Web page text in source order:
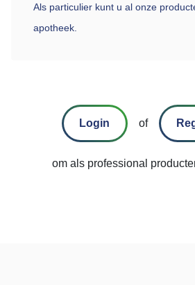
Als particulier kunt u al onze
apotheek.
Login of
om als professional